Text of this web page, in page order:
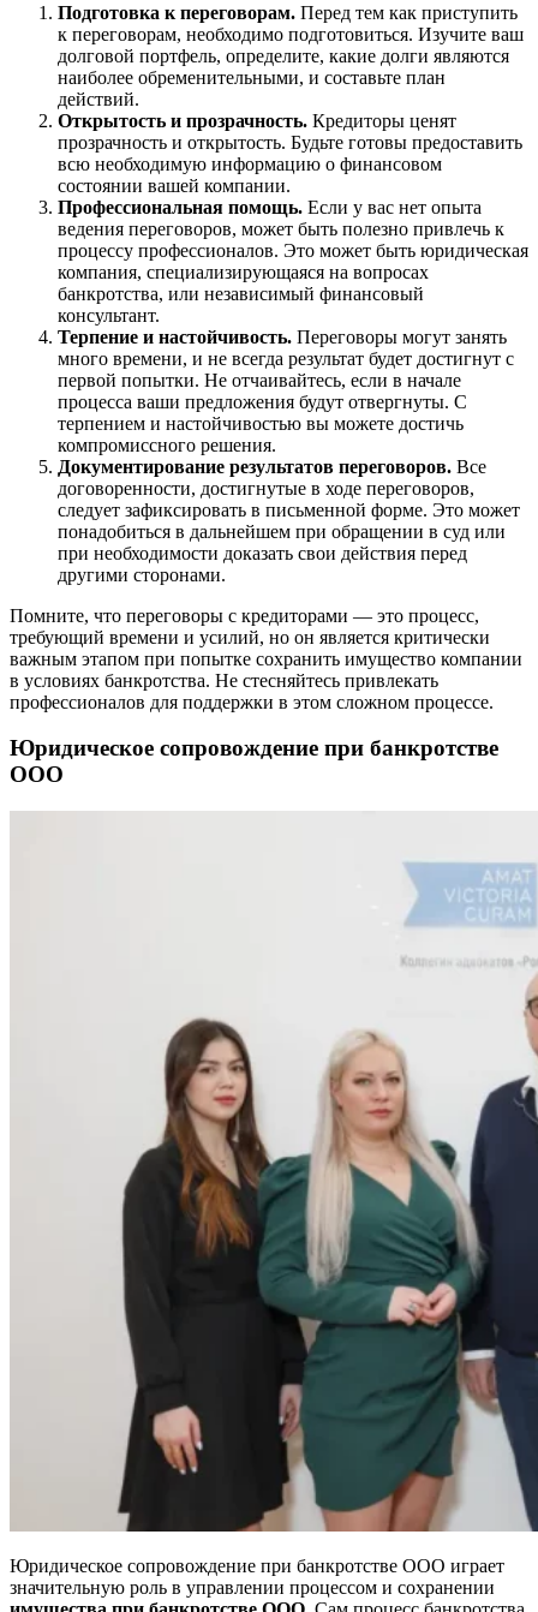
Подготовка к переговорам. Перед тем как приступить
к переговорам, необходимо подготовиться. Изучите ваш
долговой портфель, определите, какие долги являются
наиболее обременительными, и составьте план
действий.
Открытость и прозрачность. Кредиторы ценят
прозрачность и открытость. Будьте готовы предоставить
всю необходимую информацию о финансовом
состоянии вашей компании.
Профессиональная помощь. Если у вас нет опыта
ведения переговоров, может быть полезно привлечь к
процессу профессионалов. Это может быть юридическая
компания, специализирующаяся на вопросах
банкротства, или независимый финансовый
консультант.
Терпение и настойчивость. Переговоры могут занять
много времени, и не всегда результат будет достигнут с
первой попытки. Не отчаивайтесь, если в начале
процесса ваши предложения будут отвергнуты. С
терпением и настойчивостью вы можете достичь
компромиссного решения.
Документирование результатов переговоров. Все
договоренности, достигнутые в ходе переговоров,
следует зафиксировать в письменной форме. Это может
понадобиться в дальнейшем при обращении в суд или
при необходимости доказать свои действия перед
другими сторонами.
Помните, что переговоры с кредиторами — это процесс,
требующий времени и усилий, но он является критически
важным этапом при попытке сохранить имущество компании
в условиях банкротства. Не стесняйтесь привлекать
профессионалов для поддержки в этом сложном процессе.
Юридическое сопровождение при банкротстве
ООО
Юридическое сопровождение при банкротстве ООО играет
значительную роль в управлении процессом и сохранении